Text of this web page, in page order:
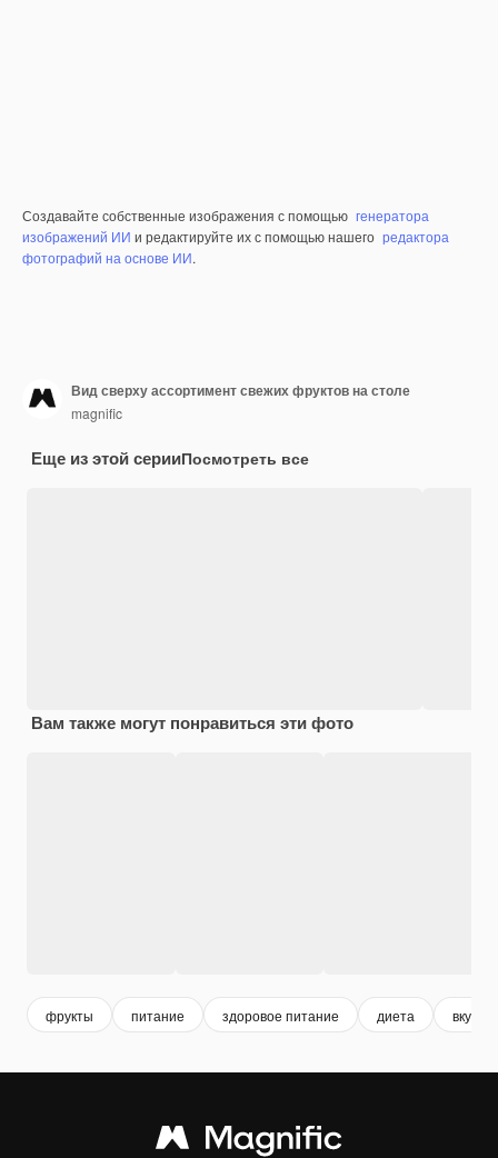
Создавайте собственные изображения с помощью генератора
изображений ИИ и редактируйте их с помощью нашего редактора
фотографий на основе ИИ.
Вид сверху ассортимент свежих фруктов на столе
magnific
Еще из этой серииПосмотреть все
Вам также могут понравиться эти фото
фрукты питание здоровое питание диета вкусно